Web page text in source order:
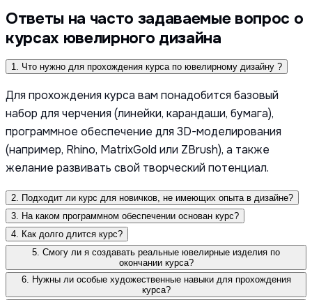
Ответы на часто задаваемые вопрос о
курсах ювелирного дизайна
1. Что нужно для прохождения курса по ювелирному дизайну ?
Для прохождения курса вам понадобится базовый
набор для черчения (линейки, карандаши, бумага),
программное обеспечение для 3D-моделирования
(например, Rhino, MatrixGold или ZBrush), а также
желание развивать свой творческий потенциал.
2. Подходит ли курс для новичков, не имеющих опыта в дизайне?
3. На каком программном обеспечении основан курс?
4. Как долго длится курс?
5. Смогу ли я создавать реальные ювелирные изделия по
окончании курса?
6. Нужны ли особые художественные навыки для прохождения
курса?